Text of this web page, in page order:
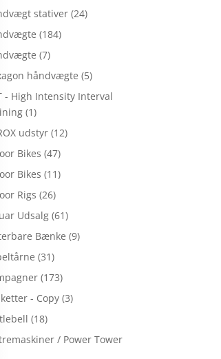
stativer (24)
(184)
(7)
håndvægte (5)
- High Intensity Interval
(1)
udstyr (12)
Bikes (47)
Bikes (11)
Rigs (26)
Udsalg (61)
Bænke (9)
(31)
(173)
- Copy (3)
(18)
/ Power Tower